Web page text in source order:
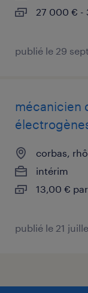
27 000 € -
publié le 29
mécanicien
corbas,
intérim
13,00 €
publié le 21